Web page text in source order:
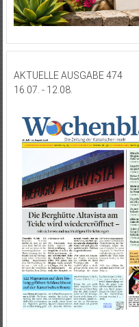
AKTUELLE AUSGABE 474
16.07. - 12.08.